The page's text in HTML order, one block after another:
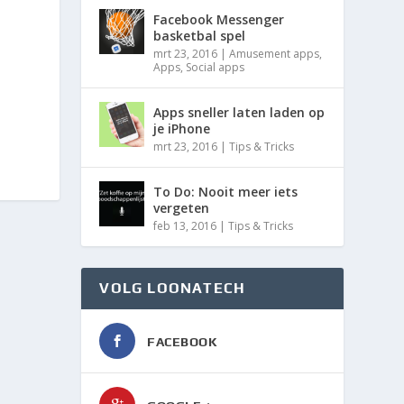
Facebook Messenger
basketbal spel
mrt 23, 2016 |Amusement apps,
Apps, Social apps
Apps sneller laten laden op
je iPhone
mrt 23, 2016 |Tips & Tricks
To Do: Nooit meer iets
vergeten
feb 13, 2016 |Tips & Tricks
VOLG LOONATECH
FACEBOOK